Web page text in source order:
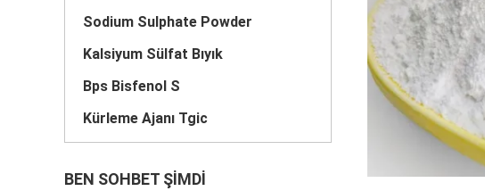
Sodium Sulphate Powder
Kalsiyum Sülfat Bıyık
Bps Bisfenol S
Kürleme Ajanı Tgic
BEN SOHBET ŞIMDI